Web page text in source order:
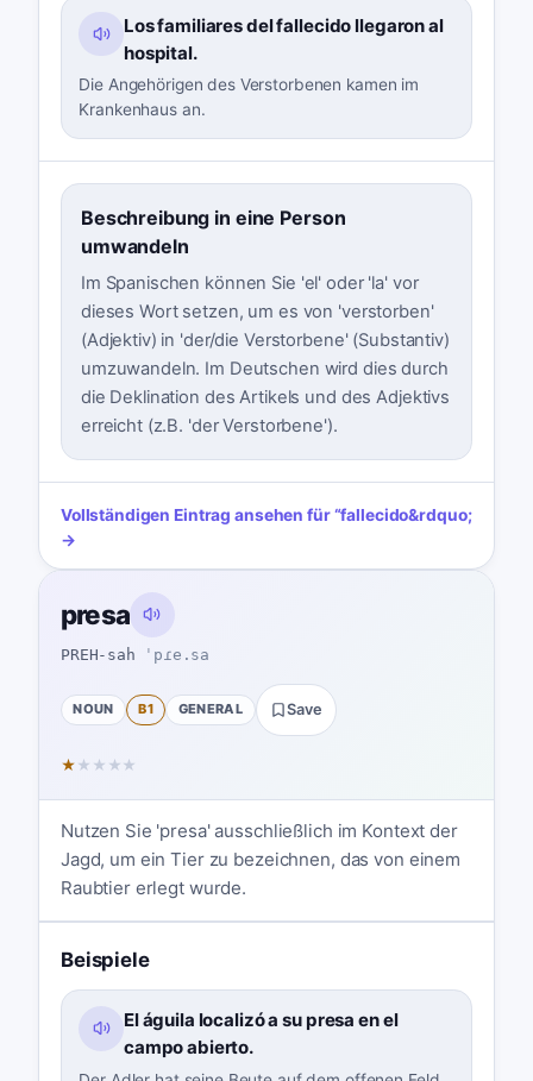
Los familiares del fallecido llegaron al
hospital.
Die Angehörigen des Verstorbenen kamen im
Krankenhaus an.
Beschreibung in eine Person
umwandeln
Im Spanischen können Sie 'el' oder 'la' vor
dieses Wort setzen, um es von 'verstorben'
(Adjektiv) in 'der/die Verstorbene' (Substantiv)
umzuwandeln. Im Deutschen wird dies durch
die Deklination des Artikels und des Adjektivs
erreicht (z.B. 'der Verstorbene').
Vollständigen Eintrag ansehen für“fallecido&rdquo;
→
presa
PREH-sah ˈpɾe.sa
NOUN B1 GENERAL Save
★ ★ ★ ★ ★
Nutzen Sie 'presa' ausschließlich im Kontext der
Jagd, um ein Tier zu bezeichnen, das von einem
Raubtier erlegt wurde.
Beispiele
El águila localizó a su presa en el
campo abierto.